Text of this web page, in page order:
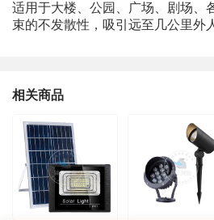
适用于大楼、公园、广场、剧场、
束的不发散性，吸引远至几公里外
相关商品